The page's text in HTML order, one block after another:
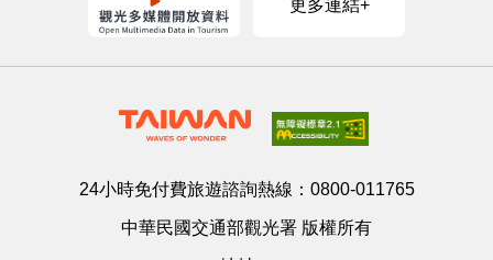
更多連結+
24小時免付費旅遊諮詢熱線： 0800-011765
中華民國交通部觀光署 版權所有